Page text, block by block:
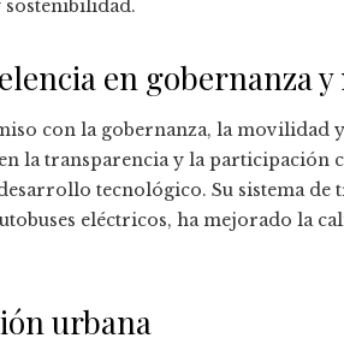
sostenibilidad.
en gobernanza
con la gobernanza, la movilidad
la transparencia y la participación
tecnológico. Su sistema de
eléctricos, ha mejorado la
urbana